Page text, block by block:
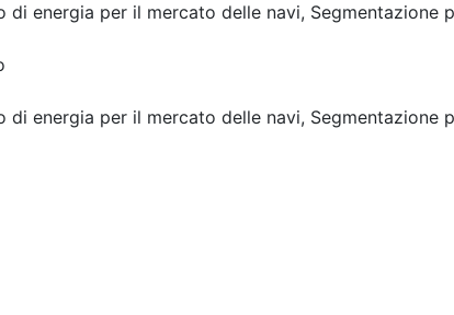
di energia per il mercato delle navi, Segmentazione
di energia per il mercato delle navi, Segmentazione